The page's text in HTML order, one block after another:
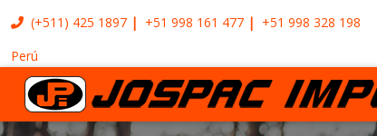
(+511) 425 1897 +51 998 161 477 +51 998 328 198
Perú